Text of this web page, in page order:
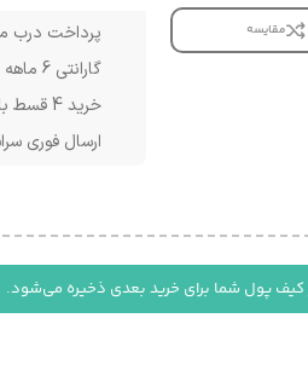
مقایسه
پرداخت درب
گارانتی 6 ماهه محصولات
خرید 4 قسط با اسنپ پی بدون سود
ارسال فوری
کیف پول شما برای خرید بعدی ذخیره می‌شود.